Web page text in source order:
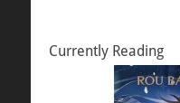
Currently Reading